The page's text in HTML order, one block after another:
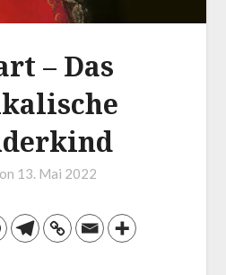
– Das
13. Mai 2022